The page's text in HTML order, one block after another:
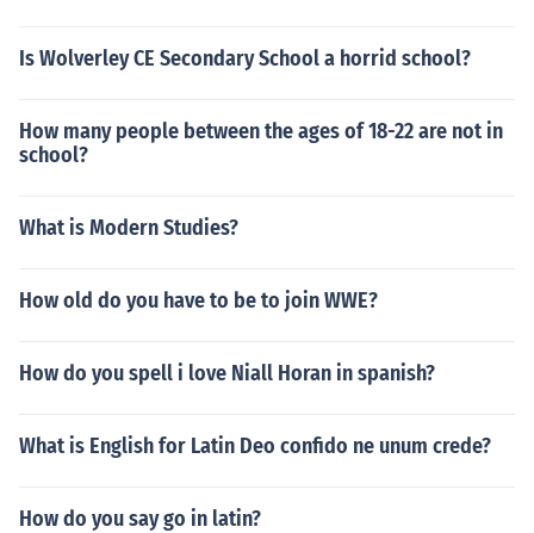
Is Wolverley CE Secondary School a horrid school?
How many people between the ages of 18-22 are not in
school?
What is Modern Studies?
How old do you have to be to join WWE?
How do you spell i love Niall Horan in spanish?
What is English for Latin Deo confido ne unum crede?
How do you say go in latin?